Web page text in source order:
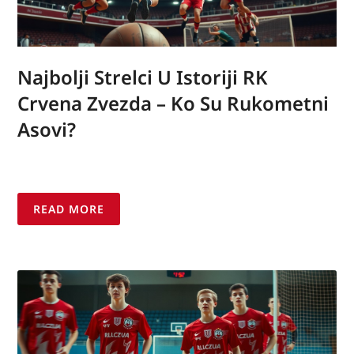
Najbolji Strelci U Istoriji RK
Crvena Zvezda – Ko Su Rukometni
Asovi?
READ MORE